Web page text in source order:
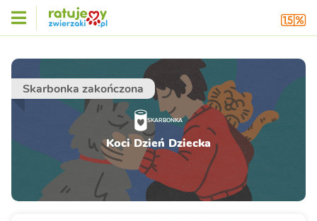
Skarbonka zakończona
SKARBONKA
Koci Dzień Dziecka